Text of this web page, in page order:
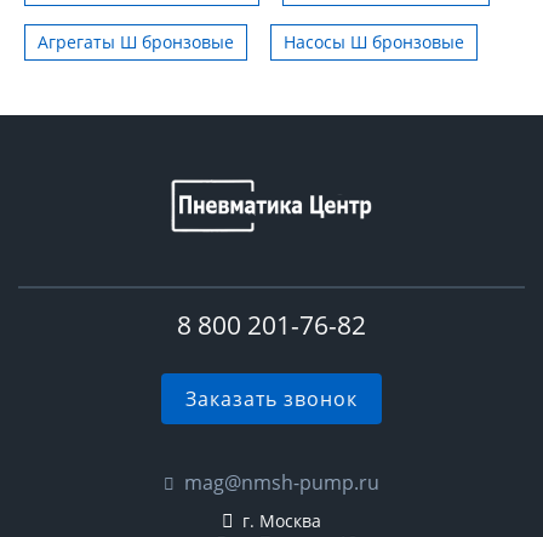
Агрегаты Ш бронзовые Насосы Ш бронзовые
8 800 201-76-82
Заказать звонок
mag@nmsh-pump.ru
г. Москва